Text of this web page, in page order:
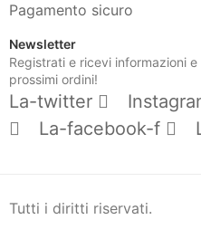
Pagamento sicuro
Newsletter
Registrati e ricevi informazioni
prossimi ordini!
La-twitter
La-facebook-f
Tutti i diritti riservati.